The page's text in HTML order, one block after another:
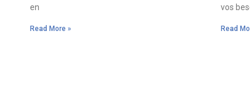
en
Read More »
vos
Read